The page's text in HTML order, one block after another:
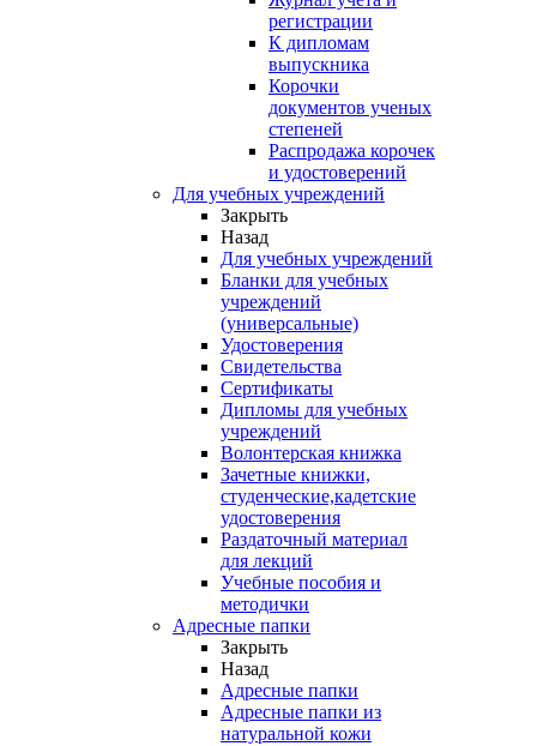
регистрации
К дипломам
выпускника
Корочки
документов ученых
степеней
Распродажа корочек
и удостоверений
Для учебных учреждений
Закрыть
Назад
Для учебных учреждений
Бланки для учебных
учреждений
(универсальные)
Удостоверения
Свидетельства
Сертификаты
Дипломы для учебных
учреждений
Волонтерская книжка
Зачетные книжки,
студенческие,кадетские
удостоверения
Раздаточный материал
для лекций
Учебные пособия и
методички
Адресные папки
Закрыть
Назад
Адресные папки
Адресные папки из
натуральной кожи